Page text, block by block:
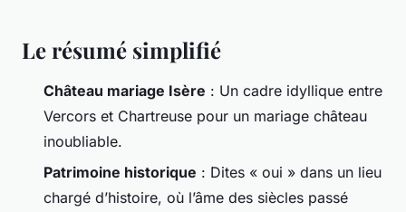
Le résumé simplifié
Château mariage Isère : Un cadre idyllique entre
Vercors et Chartreuse pour un mariage château
inoubliable.
Patrimoine historique : Dites « oui » dans un lieu
chargé d’histoire, où l’âme des siècles passé